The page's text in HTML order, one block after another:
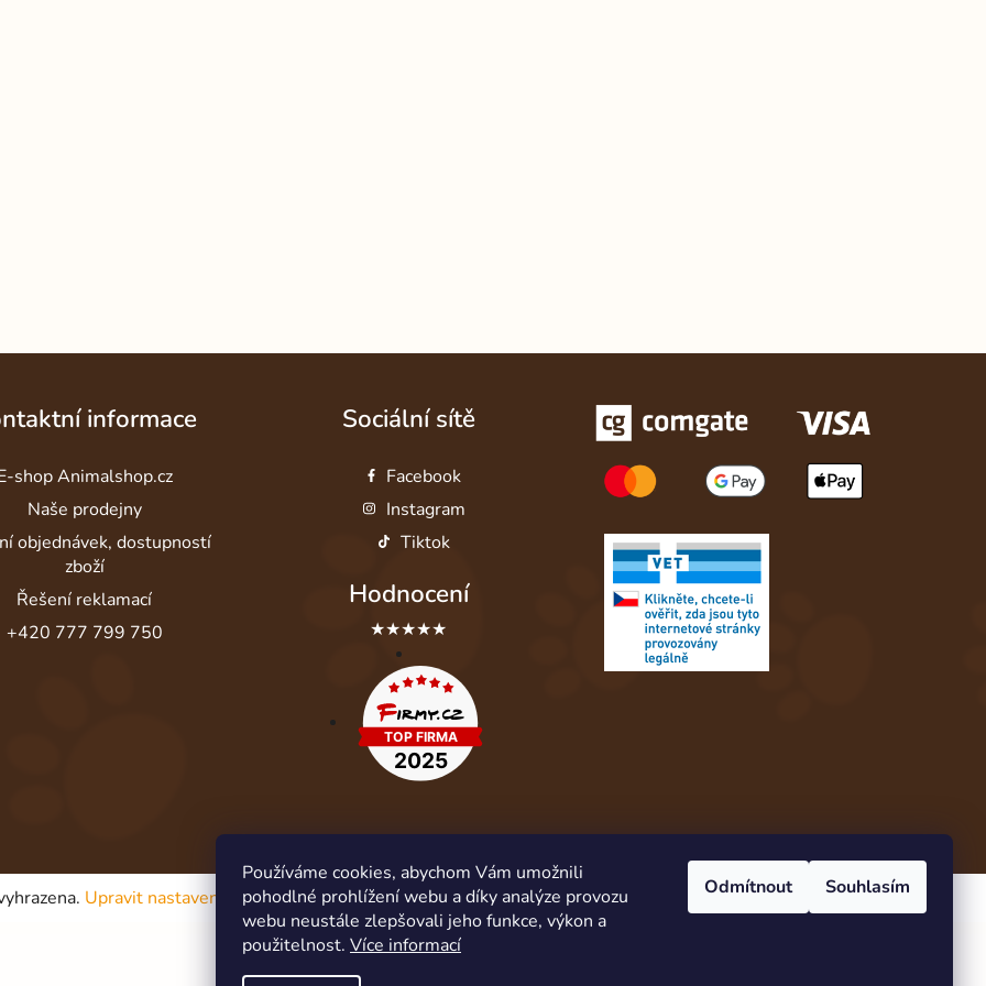
Používáme cookies, abychom Vám umožnili
pohodlné prohlížení webu a díky analýze provozu
webu neustále zlepšovali jeho funkce, výkon a
použitelnost. Více informací
Odmítnout Souhlasím
informace
shop Animalshop.cz
Naše prodejny
objednávek, dostupností
zboží
Řešení reklamací
+420 777 799 750
Sociální sítě
Facebook
Instagram
Tiktok
Hodnocení
★★★★★
Vytvořil Shoptet
Upravit nastavení cookies